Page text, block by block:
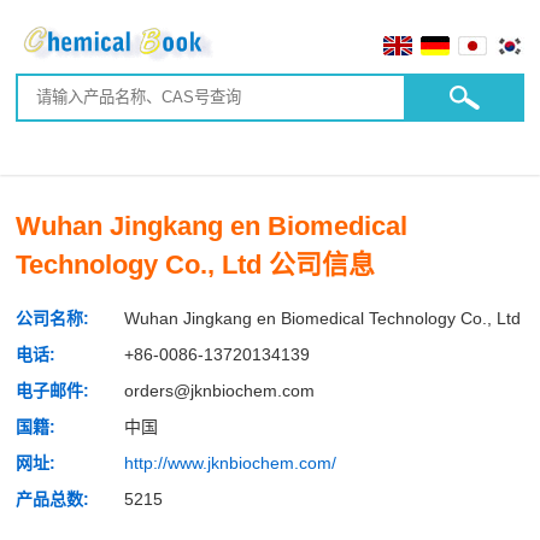
Wuhan Jingkang en Biomedical
Technology Co., Ltd 公司信息
公司名称:
Wuhan Jingkang en Biomedical Technology Co., Ltd
电话:
+86-0086-13720134139
电子邮件:
orders@jknbiochem.com
国籍:
中国
网址:
http://www.jknbiochem.com/
产品总数:
5215